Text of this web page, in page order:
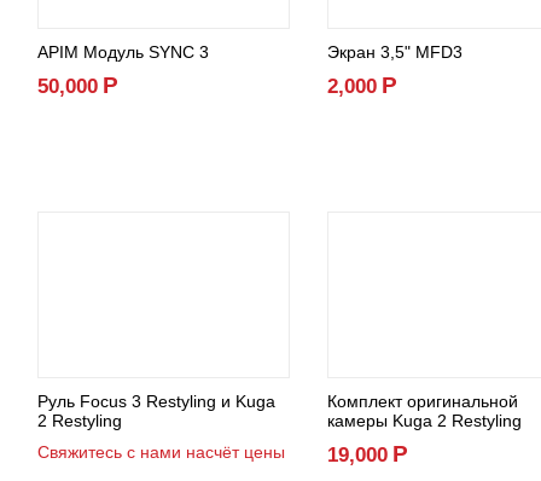
APIM Модуль SYNC 3
50,000 Р
Экран 3,5" MFD3
2,000 Р
Руль Focus 3 Restyling и Kuga
2 Restyling
Свяжитесь с нами насчёт цены
Комплект оригинальной
камеры Kuga 2 Restyling
19,000 Р